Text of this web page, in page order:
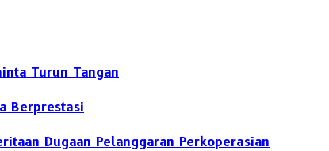
Turun Tangan
Berprestasi
Dugaan Pelanggaran Perkoperasian